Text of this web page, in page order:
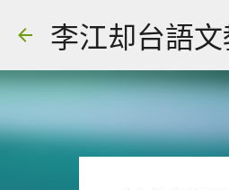
李江却台語